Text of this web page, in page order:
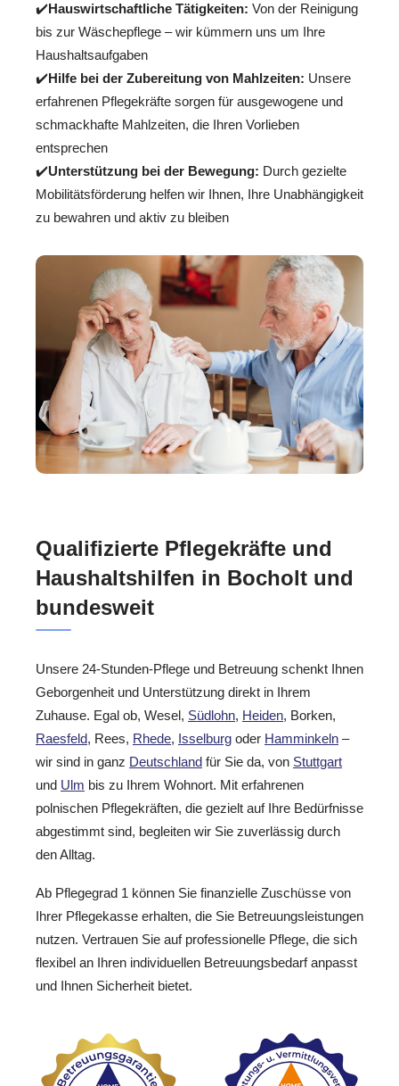
✔️Hauswirtschaftliche Tätigkeiten: Von der Reinigung
bis zur Wäschepflege – wir kümmern uns um Ihre
Haushaltsaufgaben
✔️Hilfe bei der Zubereitung von Mahlzeiten: Unsere
erfahrenen Pflegekräfte sorgen für ausgewogene und
schmackhafte Mahlzeiten, die Ihren Vorlieben
entsprechen
✔️Unterstützung bei der Bewegung: Durch gezielte
Mobilitätsförderung helfen wir Ihnen, Ihre Unabhängigkeit
zu bewahren und aktiv zu bleiben
Qualifizierte Pflegekräfte und
Haushaltshilfen in Bocholt und
bundesweit
Unsere 24-Stunden-Pflege und Betreuung schenkt Ihnen
Geborgenheit und Unterstützung direkt in Ihrem
Zuhause. Egal ob, Wesel, Südlohn, Heiden, Borken,
Raesfeld, Rees, Rhede, Isselburg oder Hamminkeln –
wir sind in ganz Deutschland für Sie da, von Stuttgart
und Ulm bis zu Ihrem Wohnort. Mit erfahrenen
polnischen Pflegekräften, die gezielt auf Ihre Bedürfnisse
abgestimmt sind, begleiten wir Sie zuverlässig durch
den Alltag.
Ab Pflegegrad 1 können Sie finanzielle Zuschüsse von
Ihrer Pflegekasse erhalten, die Sie Betreuungsleistungen
nutzen. Vertrauen Sie auf professionelle Pflege, die sich
flexibel an Ihren individuellen Betreuungsbedarf anpasst
und Ihnen Sicherheit bietet.